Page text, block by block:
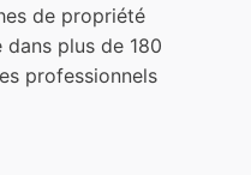
de propriété
dans plus de 180
professionnels